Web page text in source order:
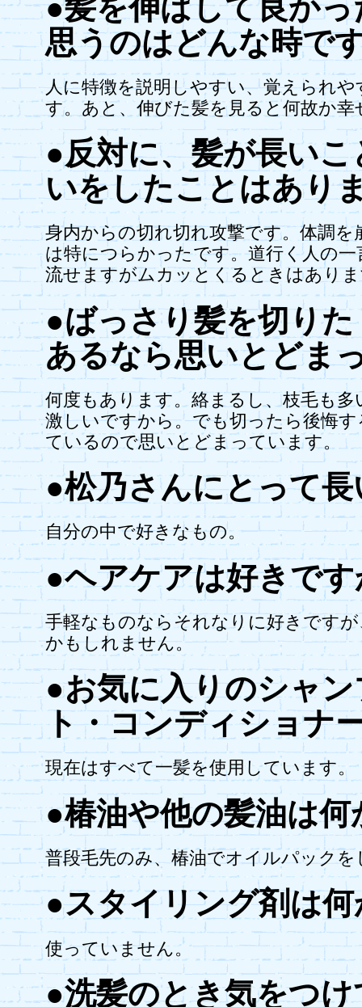
●髪を伸ばして良か
思うのはどんな時で
人に特徴を説明しやすい、覚えられ
す。あと、伸びた髪を見ると何故か幸
●反対に、髪が長い
いをしたことはあり
身内からの切れ切れ攻撃です。体調
は特につらかったです。道行く人の
流せますがムカッとくるときはあり
●ばっさり髪を切り
あるなら思いとどま
何度もあります。絡まるし、枝毛も多
激しいですから。でも切ったら後悔
ているので思いとどまっています。
●松乃さんにとって
自分の中で好きなもの。
●ヘアケアは好きで
手軽なものならそれなりに好きです
かもしれません。
●お気に入りのシャ
ト・コンディショナ
現在はすべて一髪を使用しています。
●椿油や他の髪油は
普段毛先のみ、椿油でオイルパック
●スタイリング剤は
使っていません。
●洗髪のとき気をつ